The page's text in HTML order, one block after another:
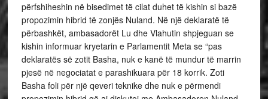
përfshiheshin në bisedimet të cilat duhet të kishin si bazë
propozimin hibrid të zonjës Nuland. Në një deklaratë të
përbashkët, ambasadorët Lu dhe Vlahutin shpjeguan se
kishin informuar kryetarin e Parlamentit Meta se “pas
deklaratës së zotit Basha, nuk e kanë të mundur të marrin
pjesë në negociatat e parashikuara për 18 korrik. Zoti
Basha foli për një qeveri teknike dhe nuk e përmendi